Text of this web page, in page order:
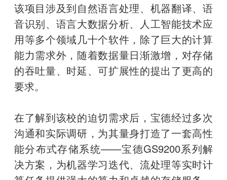
该项目涉及到自然语言处理、机器翻译、语
音识别、语言大数据分析、人工智能技术应
用等多个领域几十个软件，除了巨大的计算
能力需求外，随着数据量日渐激增，对存储
的吞吐量、时延、可扩展性的提出了更高的
要求。
在了解到该校的迫切需求后，宝德经过多次
沟通和实际调研，为其量身打造了一套高性
能分布式存储系统——宝德GS9200系列解
决方案，为机器学习迭代、流处理等实时计